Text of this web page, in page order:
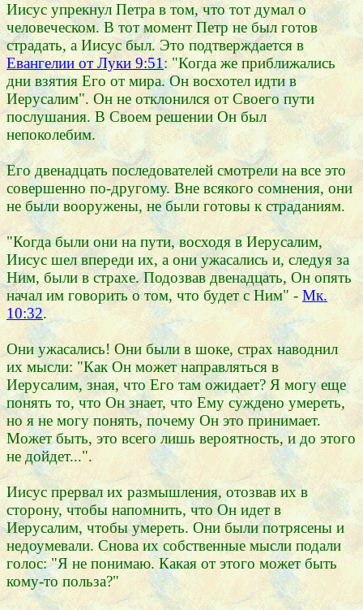
Иисус упрекнул Петра в том, что тот думал о
человеческом. В тот момент Петр не был готов
страдать, а Иисус был. Это подтверждается в
Евангелии от Луки 9:51: "Когда же приближались
дни взятия Его от мира. Он восхотел идти в
Иерусалим". Он не отклонился от Своего пути
послушания. В Своем решении Он был
непоколебим.
Его двенадцать последователей смотрели на все это
совершенно по-другому. Вне всякого сомнения, они
не были вооружены, не были готовы к страданиям.
"Когда были они на пути, восходя в Иерусалим,
Иисус шел впереди их, а они ужасались и, следуя за
Ним, были в страхе. Подозвав двенадцать, Он опять
начал им говорить о том, что будет с Ним" -Мк.
10:32.
Они ужасались! Они были в шоке, страх наводнил
их мысли: "Как Он может направляться в
Иерусалим, зная, что Его там ожидает? Я могу еще
понять то, что Он знает, что Ему суждено умереть,
но я не могу понять, почему Он это принимает.
Может быть, это всего лишь вероятность, и до этого
не дойдет...".
Иисус прервал их размышления, отозвав их в
сторону, чтобы напомнить, что Он идет в
Иерусалим, чтобы умереть. Они были потрясены и
недоумевали. Снова их собственные мысли подали
голос: "Я не понимаю. Какая от этого может быть
кому-то польза?"